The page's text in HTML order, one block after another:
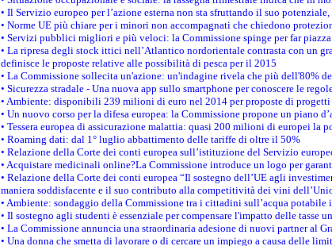
• Il Servizio europeo per l’azione esterna non sta sfruttando il suo
• Norme UE più chiare per i minori non accompagnati che chiedono
• Servizi pubblici migliori e più veloci: la Commissione spinge per far
• La ripresa degli stock ittici nell’Atlantico nordorientale contrasta con un
definisce le proposte relative alle possibilità di pesca per il 2015
• La Commissione sollecita un'azione: un'indagine rivela che più dell'80%
• Sicurezza stradale - Una nuova app sullo smartphone per conoscere le
• Ambiente: disponibili 239 milioni di euro nel 2014 per proposte di progetti
• Un nuovo corso per la difesa europea: la Commissione propone un piano
• Tessera europea di assicurazione malattia: quasi 200 milioni di europei la
• Roaming dati: dal 1° luglio abbattimento delle tariffe di oltre il 50%
• Relazione della Corte dei conti europea sull’istituzione del Servizio
• Acquistare medicinali online?La Commissione introduce un logo per
• Relazione della Corte dei conti europea “Il sostegno dell’UE agli
maniera soddisfacente e il suo contributo alla competitività dei vini
• Ambiente: sondaggio della Commissione tra i cittadini sull’acqua potabile
• Il sostegno agli studenti è essenziale per compensare l'impatto delle tasse
• La Commissione annuncia una straordinaria adesione di nuovi partner al
• Una donna che smetta di lavorare o di cercare un impiego a causa delle